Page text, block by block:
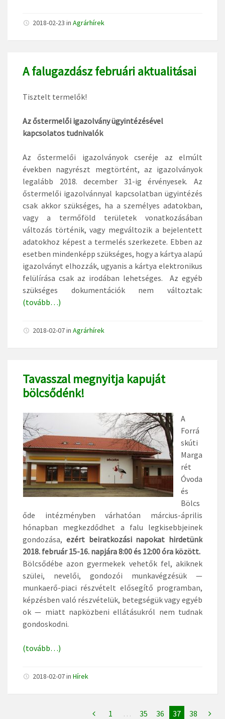
2018-02-23 in Agrárhírek
A falugazdász februári aktualitásai
Tisztelt termelők!
Az őstermelői igazolvány ügyintézésével
kapcsolatos tudnivalók
Az őstermelői igazolványok cseréje az elmúlt
években nagyrészt megtörtént, az igazolványok
legalább 2018. december 31-ig érvényesek. Az
őstermelői igazolvánnyal kapcsolatban ügyintézés
csak akkor szükséges, ha a személyes adatokban,
vagy a termőföld területek vonatkozásában
változás történik, vagy megváltozik a bejelentett
adatokhoz képest a termelés szerkezete. Ebben az
esetben mindenképp szükséges, hogy a kártya alapú
igazolványt elhozzák, ugyanis a kártya elektronikus
felülírása csak az irodában lehetséges. Az egyéb
szükséges dokumentációk nem változtak:
(tovább…)
2018-02-07in Agrárhírek
Tavasszal megnyitja kapuját
bölcsődénk!
A
Forrá
skúti
Marga
rét
Óvoda
és
Bölcs
őde intézményben várhatóan március-április
hónapban megkezdődhet a falu legkisebbjeinek
gondozása, ezért beiratkozási napokat hirdetünk
2018. február 15-16. napjára 8:00 és 12:00 óra között.
Bölcsődébe azon gyermekek vehetők fel, akiknek
szülei, nevelői, gondozói munkavégzésük —
munkaerő-piaci részvételt elősegítő programban,
képzésben való részvételük, betegségük vagy egyéb
ok — miatt napközbeni ellátásukról nem tudnak
gondoskodni.
(tovább…)
2018-02-07in Hírek
1 … 35 36 37 38